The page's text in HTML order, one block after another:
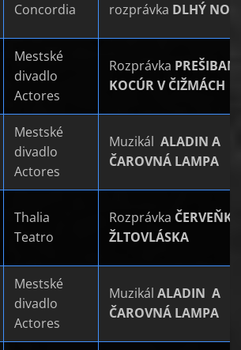
Concordia
rozprávka DLHÝ NOS
Mestské
divadlo
Actores
Rozprávka
KOCÚR V ČIŽMÁCH
Mestské
divadlo
Actores
Muzikál ALADIN A
ČAROVNÁ LAMPA
Thalia
Teatro
Rozprávka
ŽLTOVLÁSKA
Mestské
divadlo
Actores
Muzikál ALADIN A
ČAROVNÁ LAMPA